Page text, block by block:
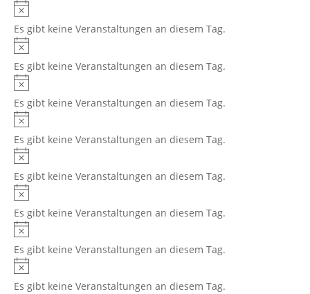
Hinweis
Es gibt keine Veranstaltungen an diesem Tag.
Hinweis
Es gibt keine Veranstaltungen an diesem Tag.
Hinweis
Es gibt keine Veranstaltungen an diesem Tag.
Hinweis
Es gibt keine Veranstaltungen an diesem Tag.
Hinweis
Es gibt keine Veranstaltungen an diesem Tag.
Hinweis
Es gibt keine Veranstaltungen an diesem Tag.
Hinweis
Es gibt keine Veranstaltungen an diesem Tag.
Hinweis
Es gibt keine Veranstaltungen an diesem Tag.